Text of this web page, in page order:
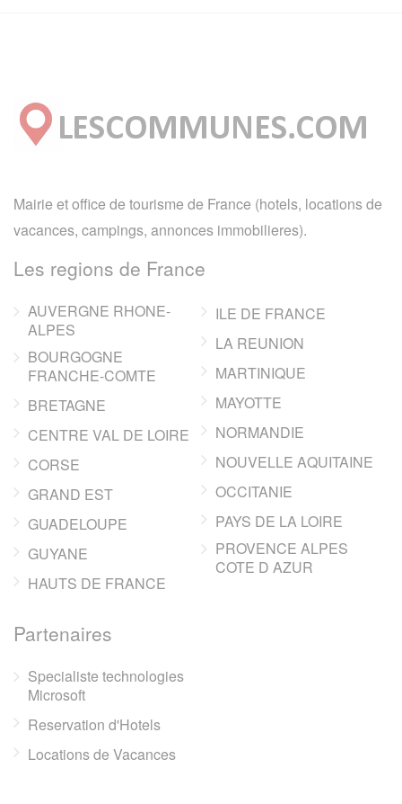
Mairie et office de tourisme de France (hotels, locations de
vacances, campings, annonces immobilieres).
Les regions de France
AUVERGNE RHONE-
ALPES
BOURGOGNE
FRANCHE-COMTE
BRETAGNE
CENTRE VAL DE LOIRE
CORSE
GRAND EST
GUADELOUPE
GUYANE
HAUTS DE FRANCE
ILE DE FRANCE
LA REUNION
MARTINIQUE
MAYOTTE
NORMANDIE
NOUVELLE AQUITAINE
OCCITANIE
PAYS DE LA LOIRE
PROVENCE ALPES
COTE D AZUR
Partenaires
Specialiste technologies
Microsoft
Reservation d'Hotels
Locations de Vacances